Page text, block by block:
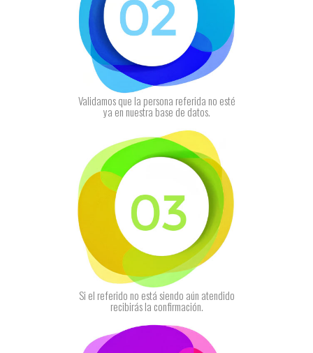
Validamos que la persona referida no esté
ya en nuestra base de datos.
Si el referido no está siendo aún atendido
recibirás la confirmación.